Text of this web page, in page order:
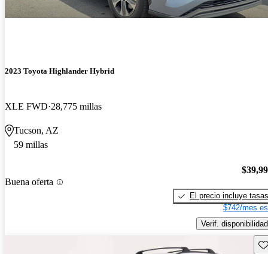
2023 Toyota Highlander Hybrid
XLE FWD 28,775 millas
Tucson, AZ
59 millas
Buena oferta
El precio incluye tasas
$742/mes
Verif. disponibilidad